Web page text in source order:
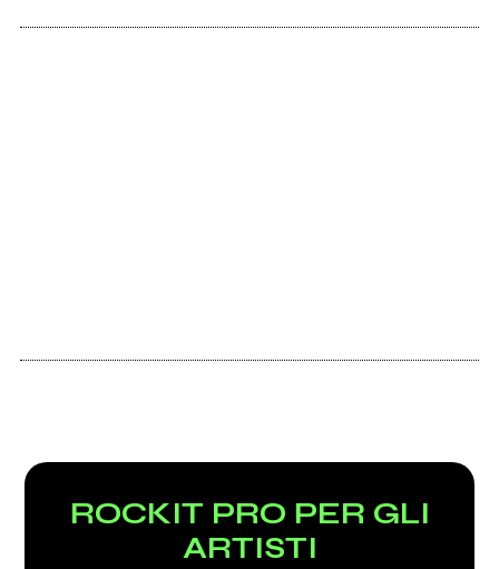
ROCKIT PRO PER GLI
ARTISTI